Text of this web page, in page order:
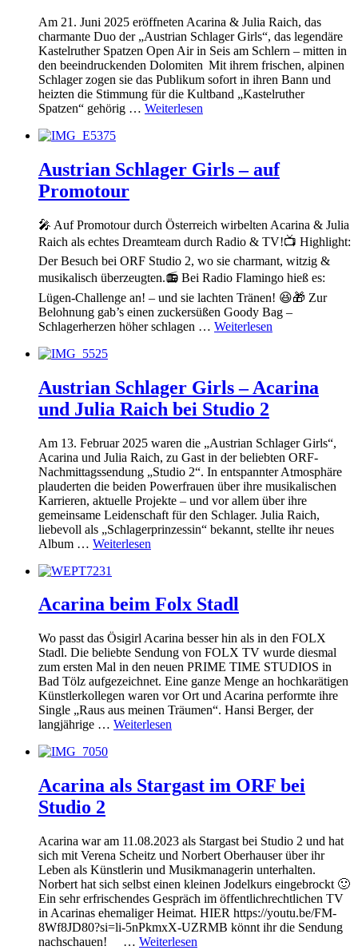
Am 21. Juni 2025 eröffneten Acarina & Julia Raich, das
charmante Duo der „Austrian Schlager Girls“, das legendäre
Kastelruther Spatzen Open Air in Seis am Schlern – mitten in
den beeindruckenden Dolomiten Mit ihrem frischen, alpinen
Schlager zogen sie das Publikum sofort in ihren Bann und
heizten die Stimmung für die Kultband „Kastelruther
Spatzen“ gehörig … Weiterlesen
Austrian Schlager Girls – auf
Promotour
🎤 Auf Promotour durch Österreich wirbelten Acarina & Julia
Raich als echtes Dreamteam durch Radio & TV!📺 Highlight:
Der Besuch bei ORF Studio 2, wo sie charmant, witzig &
musikalisch überzeugten.📻 Bei Radio Flamingo hieß es:
Lügen-Challenge an! – und sie lachten Tränen! 😆🎁 Zur
Belohnung gab’s einen zuckersüßen Goody Bag –
Schlagerherzen höher schlagen … Weiterlesen
Austrian Schlager Girls – Acarina
und Julia Raich bei Studio 2
Am 13. Februar 2025 waren die „Austrian Schlager Girls“,
Acarina und Julia Raich, zu Gast in der beliebten ORF-
Nachmittagssendung „Studio 2“. In entspannter Atmosphäre
plauderten die beiden Powerfrauen über ihre musikalischen
Karrieren, aktuelle Projekte – und vor allem über ihre
gemeinsame Leidenschaft für den Schlager. Julia Raich,
liebevoll als „Schlagerprinzessin“ bekannt, stellte ihr neues
Album … Weiterlesen
Acarina beim Folx Stadl
Wo passt das Ösigirl Acarina besser hin als in den FOLX
Stadl. Die beliebte Sendung von FOLX TV wurde diesmal
zum ersten Mal in den neuen PRIME TIME STUDIOS in
Bad Tölz aufgezeichnet. Eine ganze Menge an hochkarätigen
Künstlerkollegen waren vor Ort und Acarina performte ihre
Single „Raus aus meinen Träumen“. Hansi Berger, der
langjährige … Weiterlesen
Acarina als Stargast im ORF bei
Studio 2
Acarina war am 11.08.2023 als Stargast bei Studio 2 und hat
sich mit Verena Scheitz und Norbert Oberhauser über ihr
Leben als Künstlerin und Musikmanagerin unterhalten.
Norbert hat sich selbst einen kleinen Jodelkurs eingebrockt 🙂
Ein sehr erfrischendes Gespräch im öffentlichrechtlichen TV
in Acarinas ehemaliger Heimat. HIER https://youtu.be/FM-
8Wf8JD80?si=li-5nPkmxX-UZRMB könnt ihr die Sendung
nachschauen! … Weiterlesen